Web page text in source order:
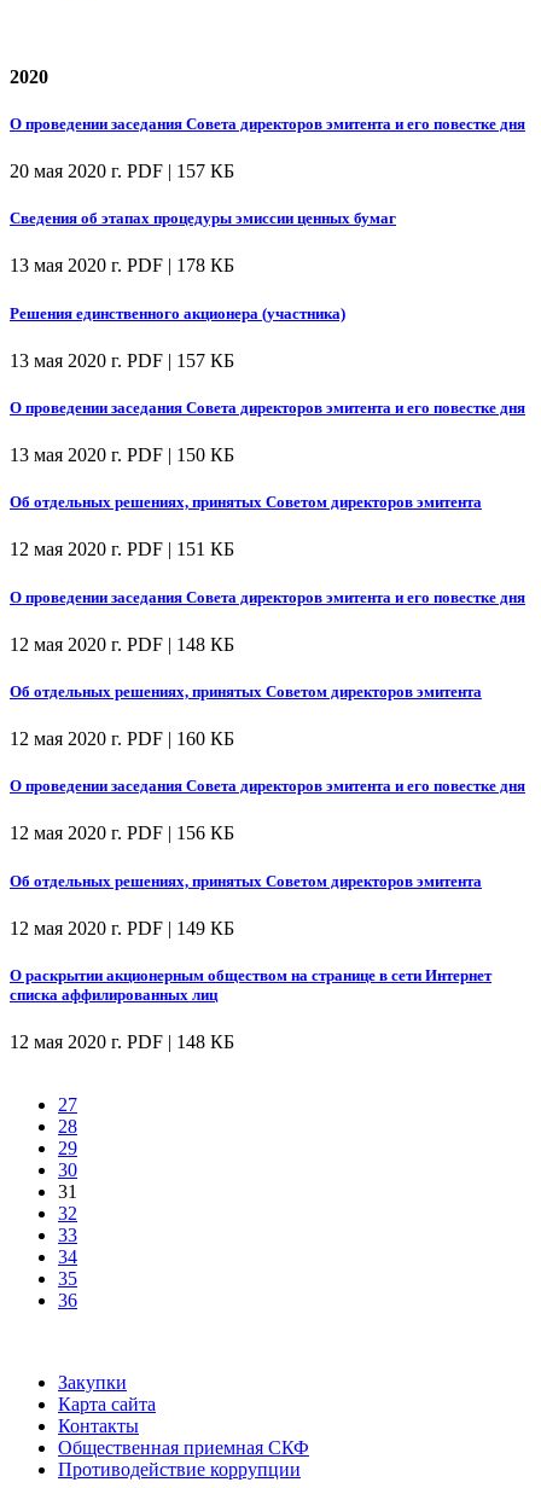
2020
О проведении заседания Совета директоров эмитента и его повестке дня
20 мая 2020 г. PDF | 157 КБ
Сведения об этапах процедуры эмиссии ценных бумаг
13 мая 2020 г. PDF | 178 КБ
Решения единственного акционера (участника)
13 мая 2020 г. PDF | 157 КБ
О проведении заседания Совета директоров эмитента и его повестке дня
13 мая 2020 г. PDF | 150 КБ
Об отдельных решениях, принятых Советом директоров эмитента
12 мая 2020 г. PDF | 151 КБ
О проведении заседания Совета директоров эмитента и его повестке дня
12 мая 2020 г. PDF | 148 КБ
Об отдельных решениях, принятых Советом директоров эмитента
12 мая 2020 г. PDF | 160 КБ
О проведении заседания Совета директоров эмитента и его повестке дня
12 мая 2020 г. PDF | 156 КБ
Об отдельных решениях, принятых Советом директоров эмитента
12 мая 2020 г. PDF | 149 КБ
О раскрытии акционерным обществом на странице в сети Интернет
списка аффилированных лиц
12 мая 2020 г. PDF | 148 КБ
27
28
29
30
31
32
33
34
35
36
Закупки
Карта сайта
Контакты
Общественная приемная СКФ
Противодействие коррупции